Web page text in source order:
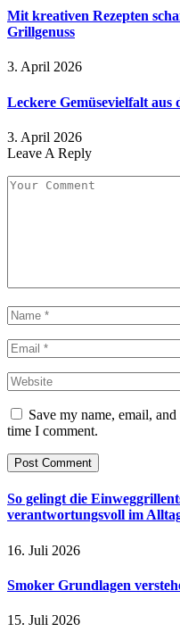
Mit kreativen Rezepten
Grillgenuss
3. April 2026
Leckere Gemüsevielfalt
3. April 2026
Leave A Reply
Save my name, email,
time I comment.
So gelingt die
verantwortungsvoll im
16. Juli 2026
Smoker Grundlagen
15. Juli 2026